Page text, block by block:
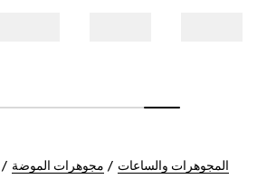
المجوهرات والساعات مجوهرات الموضة